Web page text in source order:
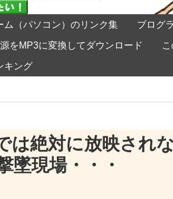
ム（パソコン）のリンク集 ブログ
をMP3に変換してダウンロード
キング
は絶対に放映され
墜現場・・・